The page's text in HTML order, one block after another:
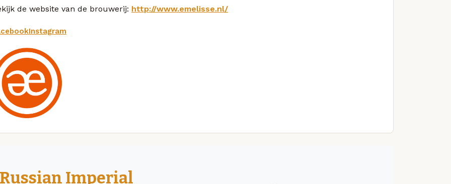
de website van de brouwerij: http://www.emelisse.nl/
Instagram
Russian Imperial